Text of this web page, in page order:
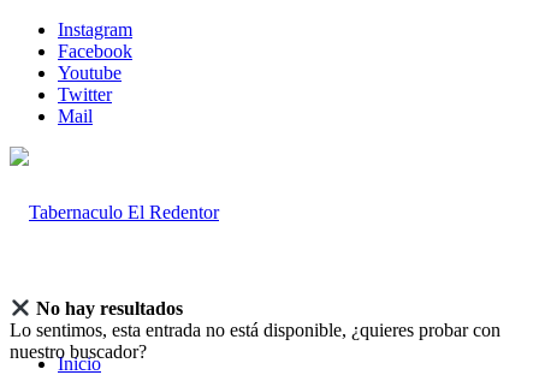
Instagram
Facebook
Youtube
Twitter
Mail
Inicio
No hay resultados
Lo sentimos, esta entrada no está disponible, ¿quieres probar con
nuestro buscador?